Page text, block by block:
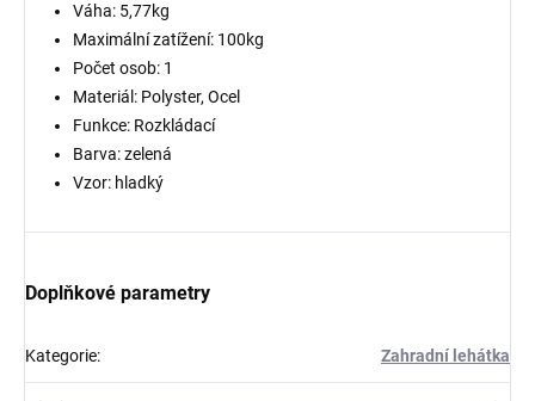
Váha: 5,77kg
Maximální zatížení: 100kg
Počet osob: 1
Materiál: Polyster, Ocel
Funkce: Rozkládací
Barva: zelená
Vzor: hladký
Doplňkové parametry
Kategorie: Zahradní lehátka